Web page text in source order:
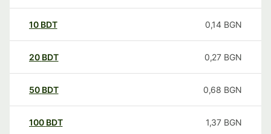
10 BDT 0,14 BGN
20 BDT 0,27 BGN
50 BDT 0,68 BGN
100 BDT 1,37 BGN